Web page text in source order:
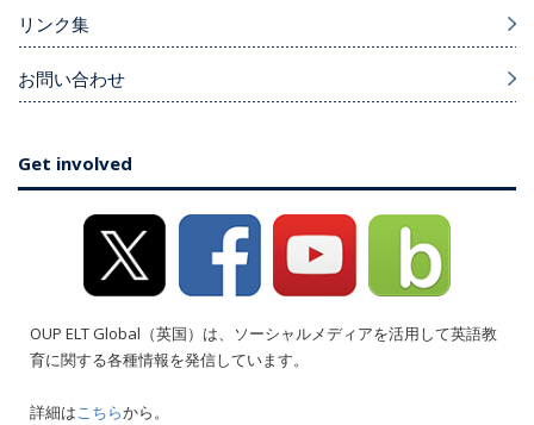
リンク集
お問い合わせ
Get involved
OUP ELT Global（英国）は、ソーシャルメディアを活用して英語教
育に関する各種情報を発信しています。
詳細はこちらから。